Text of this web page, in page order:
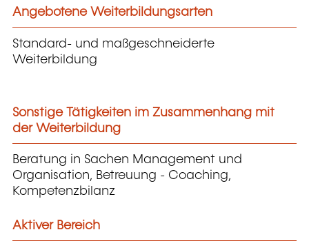
Angebotene Weiterbildungsarten
Standard- und maßgeschneiderte
Weiterbildung
Sonstige Tätigkeiten im Zusammenhang mit
der Weiterbildung
Beratung in Sachen Management und
Organisation, Betreuung - Coaching,
Kompetenzbilanz
Aktiver Bereich